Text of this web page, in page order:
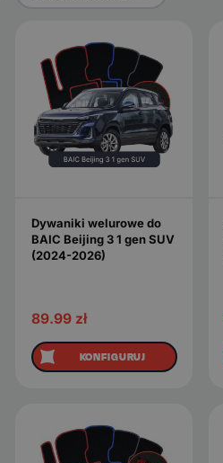
Dywaniki welurowe do
BAIC Beijing 3 1 gen SUV
(2024-2026)
89.99 zł
KONFIGURUJ